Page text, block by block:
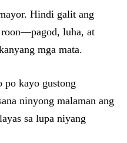
Hindi galit ang
luha, at
mga mata.
po kayo gustong
ninyong malaman ang
sa lupa niyang